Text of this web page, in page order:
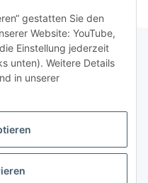
gestatten Sie den
Website: YouTube,
Einstellung jederzeit
unten). Weitere Details
in unserer